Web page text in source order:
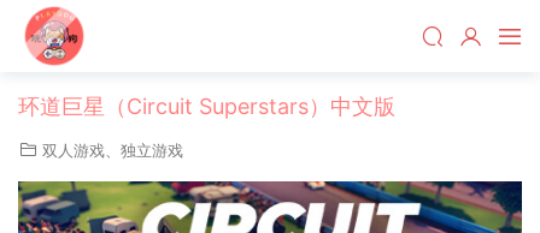
环道巨星（Circuit Superstars）中文版
双人游戏 独立游戏